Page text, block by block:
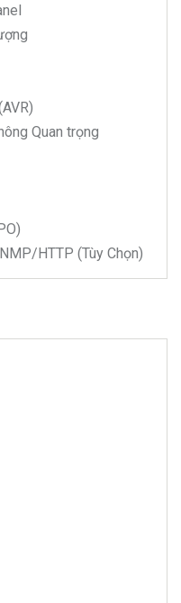
Quan trọng
HTTP (Tùy Chọn)